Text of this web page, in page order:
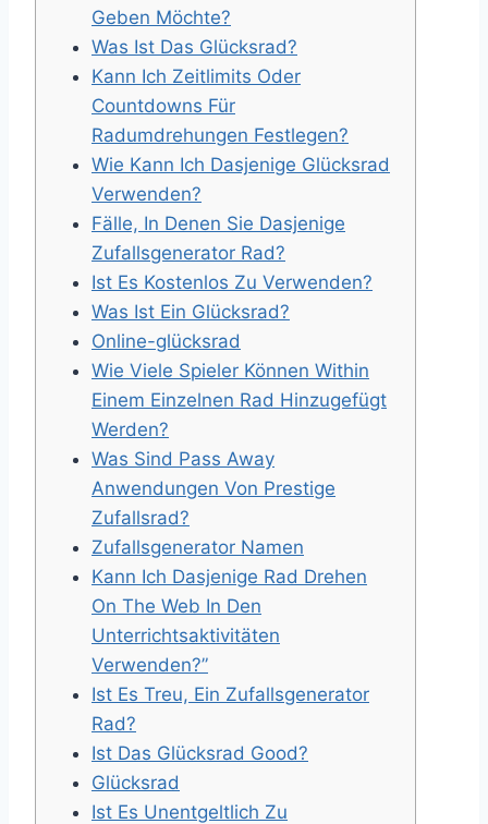
Geben Möchte?
Was Ist Das Glücksrad?
Kann Ich Zeitlimits Oder
Countdowns Für
Radumdrehungen Festlegen?
Wie Kann Ich Dasjenige Glücksrad
Verwenden?
Fälle, In Denen Sie Dasjenige
Zufallsgenerator Rad?
Ist Es Kostenlos Zu Verwenden?
Was Ist Ein Glücksrad?
Online-glücksrad
Wie Viele Spieler Können Within
Einem Einzelnen Rad Hinzugefügt
Werden?
Was Sind Pass Away
Anwendungen Von Prestige
Zufallsrad?
Zufallsgenerator Namen
Kann Ich Dasjenige Rad Drehen
On The Web In Den
Unterrichtsaktivitäten
Verwenden?”
Ist Es Treu, Ein Zufallsgenerator
Rad?
Ist Das Glücksrad Good?
Glücksrad
Ist Es Unentgeltlich Zu